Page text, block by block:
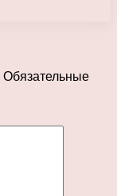
Обязательные